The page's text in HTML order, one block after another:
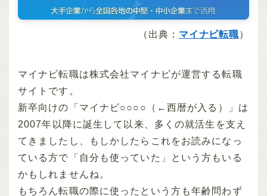
（出典： マイナビ転職）
マイナビ転職は株式会社マイナビが運営する転職
サイトです。
新卒向けの「マイナビ○○○○（←西暦が入る）」は
2007年以降に誕生して以来、多くの就活生を支え
てきましたし、もしかしたらこれをお読みになっ
ている方で「自分も使っていた」という方もいる
かもしれませんね。
もちろん転職の際に使ったという方も年齢問わず